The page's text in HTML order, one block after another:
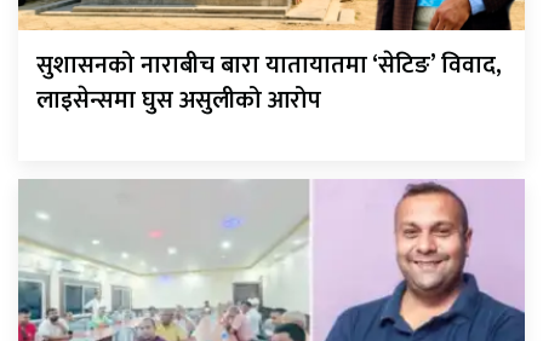
सुशासनको नाराबीच बारा यातायातमा ‘सेटिङ’ विवाद,
लाइसेन्समा घुस असुलीको आरोप